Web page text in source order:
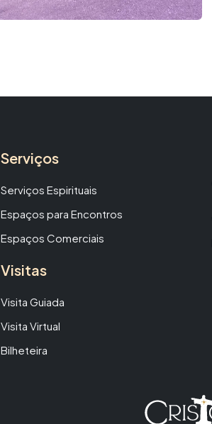
Serviços
Serviços Espirituais
Espaços para Encontros
Espaços Comerciais
Visitas
Visita Guiada
Visita Virtual
Bilheteira